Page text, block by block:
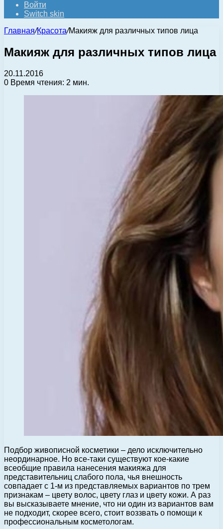
Войти
Switch skin
Главная/Красота/Макияж для различных типов лица
Макияж для различных типов лица
20.11.2016
0 Время чтения: 2 мин.
Подбор живописной косметики – дело исключительно
неординарное. Но все-таки существуют кое-какие
всеобщие правила нанесения макияжа для
представительниц слабого пола, чья внешность
совпадает с 1-м из представляемых вариантов по трем
признакам – цвету волос, цвету глаз и цвету кожи. А раз
вы высказываете мнение, что ни один из вариантов вам
не подходит, скорее всего, стоит воззвать о помощи к
профессиональным косметологам.